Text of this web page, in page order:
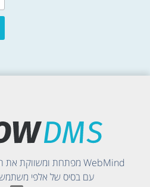
עם בסיס של אלפי